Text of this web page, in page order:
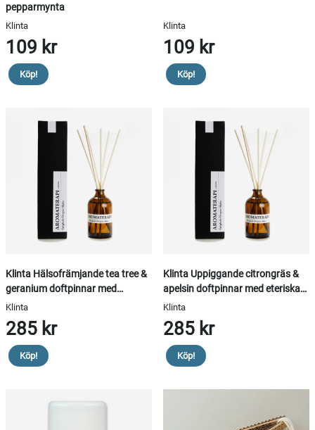
pepparmynta
Klinta
109 kr
Köp!
Klinta
109 kr
Köp!
Klinta Hälsofrämjande tea tree &
geranium doftpinnar med
eteriska oljor
Klinta
285 kr
Köp!
Klinta Uppiggande citrongräs &
apelsin doftpinnar med eteriska
oljor
Klinta
285 kr
Köp!